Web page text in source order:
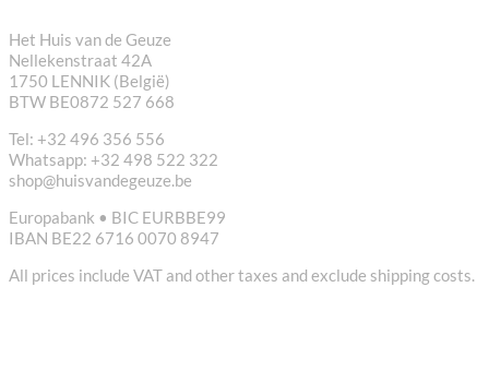
Het Huis van de Geuze
Nellekenstraat 42A
1750 LENNIK (België)
BTW BE0872 527 668
Tel: +32 496 356 556
Whatsapp: +32 498 522 322
shop@huisvandegeuze.be
Europabank • BIC EURBBE99
IBAN BE22 6716 0070 8947
All prices include VAT and other taxes and exclude shipping costs.